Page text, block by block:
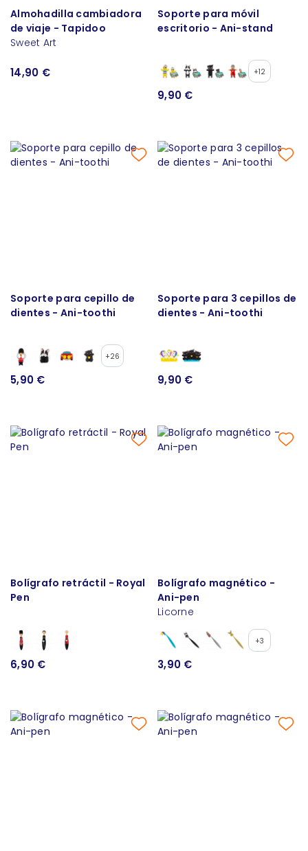
Almohadilla cambiadora
de viaje - Tapidoo
Sweet Art
14,90 €
Soporte para móvil
escritorio - Ani-stand
+12
9,90 €
Soporte para cepillo de
dientes - Ani-toothi
+26
5,90 €
Soporte para 3 cepillos de
dientes - Ani-toothi
9,90 €
Bolígrafo retráctil - Royal
Pen
6,90 €
Bolígrafo magnético -
Ani-pen
Licorne
+3
3,90 €